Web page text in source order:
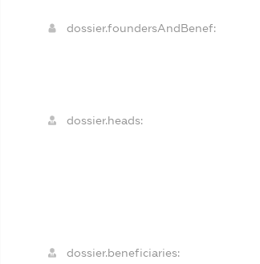
dossier.foundersAndBenef:
dossier.heads:
dossier.beneficiaries: